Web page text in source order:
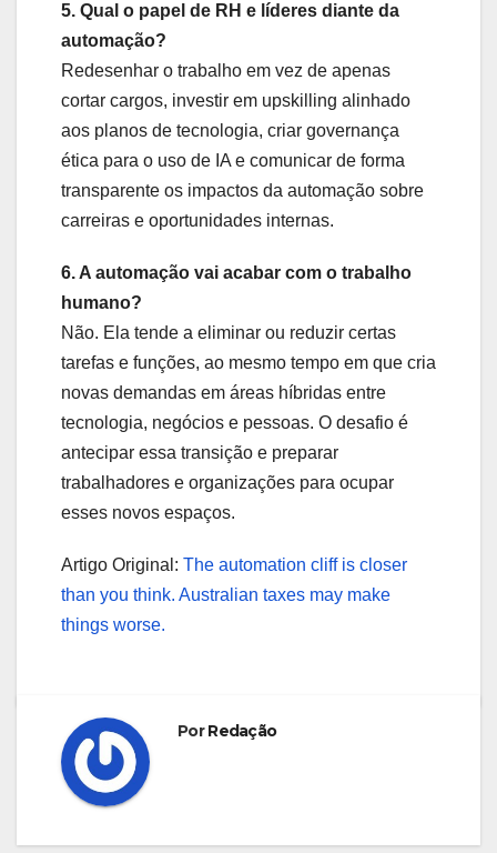
5. Qual o papel de RH e líderes diante da
automação?
Redesenhar o trabalho em vez de apenas
cortar cargos, investir em upskilling alinhado
aos planos de tecnologia, criar governança
ética para o uso de IA e comunicar de forma
transparente os impactos da automação sobre
carreiras e oportunidades internas.
6. A automação vai acabar com o trabalho
humano?
Não. Ela tende a eliminar ou reduzir certas
tarefas e funções, ao mesmo tempo em que cria
novas demandas em áreas híbridas entre
tecnologia, negócios e pessoas. O desafio é
antecipar essa transição e preparar
trabalhadores e organizações para ocupar
esses novos espaços.
Artigo Original: The automation cliff is closer
than you think. Australian taxes may make
things worse.
PorRedação